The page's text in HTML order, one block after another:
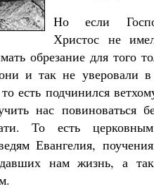
Но если
Христос не
обрезание для того
и так не уверовали
есть подчинился
нас повиноваться
То есть
Евангелия,
давших нам жизнь, а